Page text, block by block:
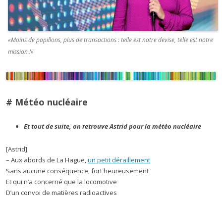
«Moins de papillons, plus de transactions : telle est notre devise, telle est notre
mission !»
# Météo nucléaire
Et tout de suite, on retrouve Astrid pour la météo nucléaire
[Astrid]
– Aux abords de La Hague,un petit déraillement
Sans aucune conséquence, fort heureusement
Et qui n’a concerné que la locomotive
D’un convoi de matières radioactives